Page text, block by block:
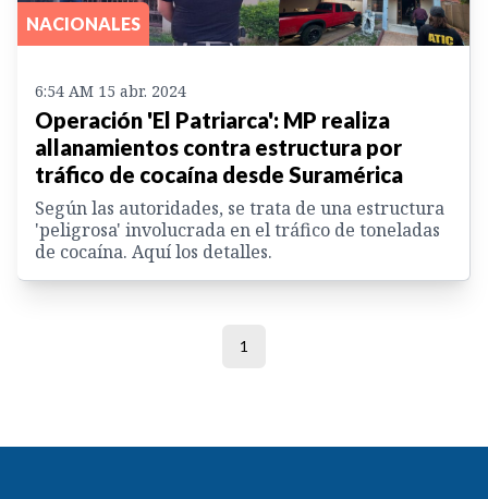
NACIONALES
6:54 AM 15 abr. 2024
Operación 'El Patriarca': MP realiza
allanamientos contra estructura por
tráfico de cocaína desde Suramérica
Según las autoridades, se trata de una estructura
'peligrosa' involucrada en el tráfico de toneladas
de cocaína. Aquí los detalles.
1